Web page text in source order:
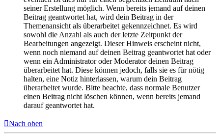
seiner Erstellung möglich. Wenn bereits jemand auf deinen
Beitrag geantwortet hat, wird dein Beitrag in der
Themenansicht als überarbeitet gekennzeichnet. Es wird
sowohl die Anzahl als auch der letzte Zeitpunkt der
Bearbeitungen angezeigt. Dieser Hinweis erscheint nicht,
wenn noch niemand auf deinen Beitrag geantwortet hat oder
wenn ein Administrator oder Moderator deinen Beitrag
überarbeitet hat. Diese können jedoch, falls sie es für nötig
halten, eine Notiz hinterlassen, warum dein Beitrag
überarbeitet wurde. Bitte beachte, dass normale Benutzer
einen Beitrag nicht löschen können, wenn bereits jemand
darauf geantwortet hat.
Nach oben